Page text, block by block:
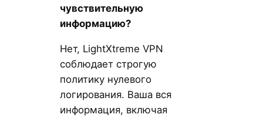
чувствительную
информацию?
Нет, LightXtreme VPN
соблюдает строгую
политику нулевого
логирования. Ваша вся
информация, включая